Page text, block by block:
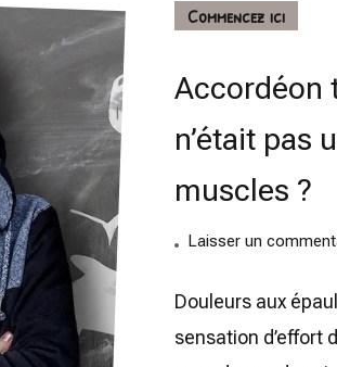
Commencez ici
Accordéon
n’était pas
muscles ?
Laisser un
Douleurs aux
sensation d’effort